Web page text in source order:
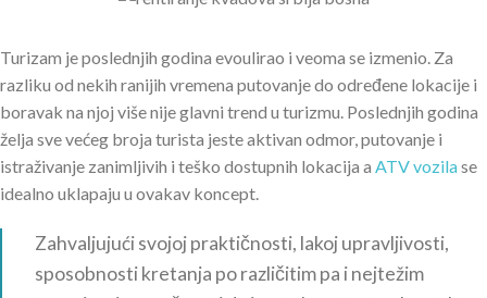
Turizam je poslednjih godina evoulirao i veoma se izmenio. Za
razliku od nekih ranijih vremena putovanje do određene lokacije i
boravak na njoj više nije glavni trend u turizmu. Poslednjih godina
želja sve većeg broja turista jeste aktivan odmor, putovanje i
istraživanje zanimljivih i teško dostupnih lokacija a ATV vozilase
idealno uklapaju u ovakav koncept.
Zahvaljujući svojoj praktičnosti, lakoj upravljivosti,
sposobnosti kretanja po različitim pa i nejtežim